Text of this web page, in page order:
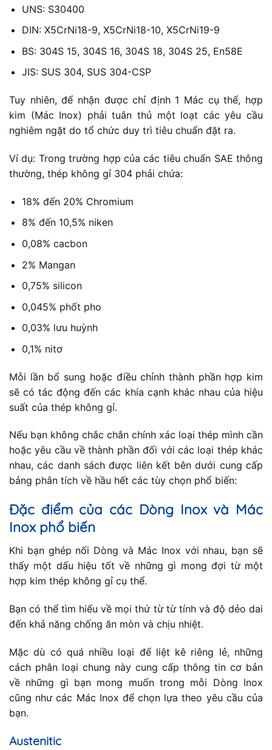
UNS: S30400
DIN: X5CrNi18-9, X5CrNi18-10, X5CrNi19-9
BS: 304S 15, 304S 16, 304S 18, 304S 25, En58E
JIS: SUS 304, SUS 304-CSP
Tuy nhiên, để nhận được chỉ định 1 Mác cụ thể, hợp
kim (Mác Inox) phải tuân thủ một loạt các yêu cầu
nghiêm ngặt do tổ chức duy trì tiêu chuẩn đặt ra.
Ví dụ: Trong trường hợp của các tiêu chuẩn SAE thông
thường, thép không gỉ 304 phải chứa:
18% đến 20% Chromium
8% đến 10,5% niken
0,08% cacbon
2% Mangan
0,75% silicon
0,045% phốt pho
0,03% lưu huỳnh
0,1% nitơ
Mỗi lần bổ sung hoặc điều chỉnh thành phần hợp kim
sẽ có tác động đến các khía cạnh khác nhau của hiệu
suất của thép không gỉ.
Nếu bạn không chắc chắn chính xác loại thép mình cần
hoặc yêu cầu về thành phần đối với các loại thép khác
nhau, các danh sách được liên kết bên dưới cung cấp
bảng phân tích về hầu hết các tùy chọn phổ biến:
Đặc điểm của các Dòng Inox và Mác
Inox phổ biến
Khi bạn ghép nối Dòng và Mác Inox với nhau, bạn sẽ
thấy một dấu hiệu tốt về những gì mong đợi từ một
hợp kim thép không gỉ cụ thể.
Bạn có thể tìm hiểu về mọi thứ từ từ tính và độ dẻo dai
đến khả năng chống ăn mòn và chịu nhiệt.
Mặc dù có quá nhiều loại để liệt kê riêng lẻ, những
cách phân loại chung này cung cấp thông tin cơ bản
về những gì bạn mong muốn trong mỗi Dòng Inox
cũng như các Mác Inox để chọn lựa theo yêu cầu của
bạn.
Austenitic